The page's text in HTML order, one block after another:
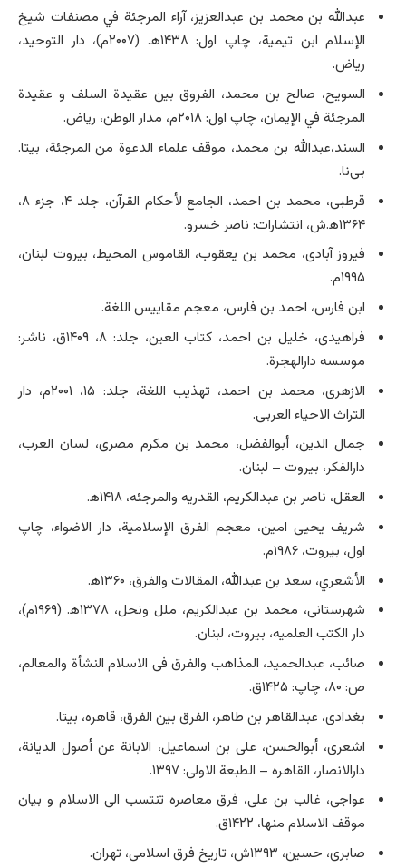
عبدالله بن محمد بن عبدالعزیز، آراء المرجئة في مصنفات شیخ
الإسلام ابن تیمیة، چاپ اول: ۱۴۳۸ه‍. (۲۰۰۷م)، دار التوحید،
ریاض.
السویح، صالح بن محمد، الفروق بین عقیدة السلف و عقیدة
المرجئة في الإیمان، چاپ اول: ۲۰۱۸م، مدار الوطن، ریاض.
السند،عبدالله بن محمد، موقف علماء الدعوة من المرجئة، بی­تا.
بی‌نا.
قرطبی، محمد بن احمد، الجامع لأحکام القرآن، جلد ۴، جزء ۸،
۱۳۶۴ه‍.ش، انتشارات: ناصر خسرو.
فیروز آبادی، محمد بن یعقوب، القاموس المحیط، بیروت لبنان،
۱۹۹۵م.
ابن فارس، احمد بن فارس، معجم مقاییس اللغة.
فراهیدی، خلیل بن احمد، کتاب العین، جلد: ۸، ۱۴۰۹ق، ناشر:
موسسه دارالهجرة.
الازهری، محمد بن احمد، تهذیب اللغة، جلد: ۱۵، ۲۰۰۱م، دار
التراث الاحیاء العربی.
جمال الدین، أبوالفضل، محمد بن مکرم مصری، لسان العرب،
دارالفکر، بیروت – لبنان.
العقل، ناصر بن عبدالکریم، القدریه والمرجئه، ۱۴۱۸ه‍.
شریف یحیی امین، معجم الفرق الإسلامیة، دار الاضواء، چاپ
اول، بیروت، ۱۹۸۶م.
الأشعري، سعد بن عبدالله، المقالات والفرق، ۱۳۶۰ه‍.
شهرستانی، محمد بن عبدالکریم، ملل ونحل، ۱۳۷۸ه‍. (۱۹۶۹م)،
دار الکتب العلمیه، بیروت، لبنان.
صائب، عبدالحمید، المذاهب والفرق فی الاسلام النشأة والمعالم،
ص: ۸۰، چاپ: ۱۴۲۵ق.
بغدادی، عبدالقاهر بن طاهر، الفرق بین الفرق، قاهره، بی­تا.
اشعری، أبوالحسن، علی بن اسماعیل، الابانة عن أصول الدیانة،
دارالانصار، القاهره – الطبعة الاولی: ۱۳۹۷.
عواجی، غالب بن علی، فرق معاصره تنتسب الی الاسلام و بیان
موقف الاسلام منها، ۱۴۲۲ق.
صابری، حسین، ۱۳۹۳ش، تاریخ فرق اسلامی‌، تهران.